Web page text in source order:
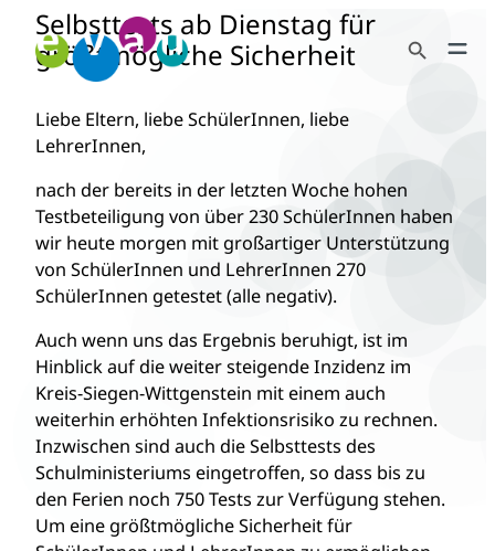
Zum
Inhalt
springen
Selbsttests ab Dienstag für
größtmögliche Sicherheit
Liebe Eltern, liebe SchülerInnen, liebe
LehrerInnen,
nach der bereits in der letzten Woche hohen
Testbeteiligung von über 230 SchülerInnen haben
wir heute morgen mit großartiger Unterstützung
von SchülerInnen und LehrerInnen 270
SchülerInnen getestet (alle negativ).
Auch wenn uns das Ergebnis beruhigt, ist im
Hinblick auf die weiter steigende Inzidenz im
Kreis-Siegen-Wittgenstein mit einem auch
weiterhin erhöhten Infektionsrisiko zu rechnen.
Inzwischen sind auch die Selbsttests des
Schulministeriums eingetroffen, so dass bis zu
den Ferien noch 750 Tests zur Verfügung stehen.
Um eine größtmögliche Sicherheit für